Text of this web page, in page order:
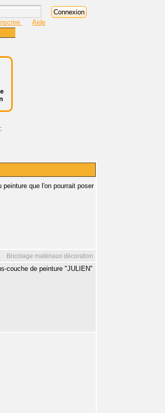
Aide
que l'on pourrait poser
Bricolage matériaux décoration
couche de peinture "JULIEN"